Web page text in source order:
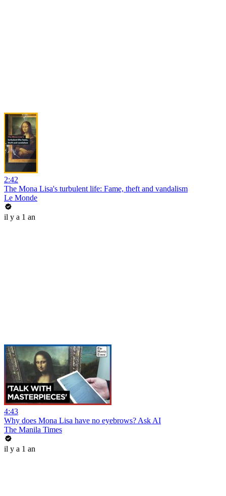
2:42
The Mona Lisa's turbulent life: Fame, theft and vandalism
Le Monde
il y a 1 an
4:43
Why does Mona Lisa have no eyebrows? Ask AI
The Manila Times
il y a 1 an